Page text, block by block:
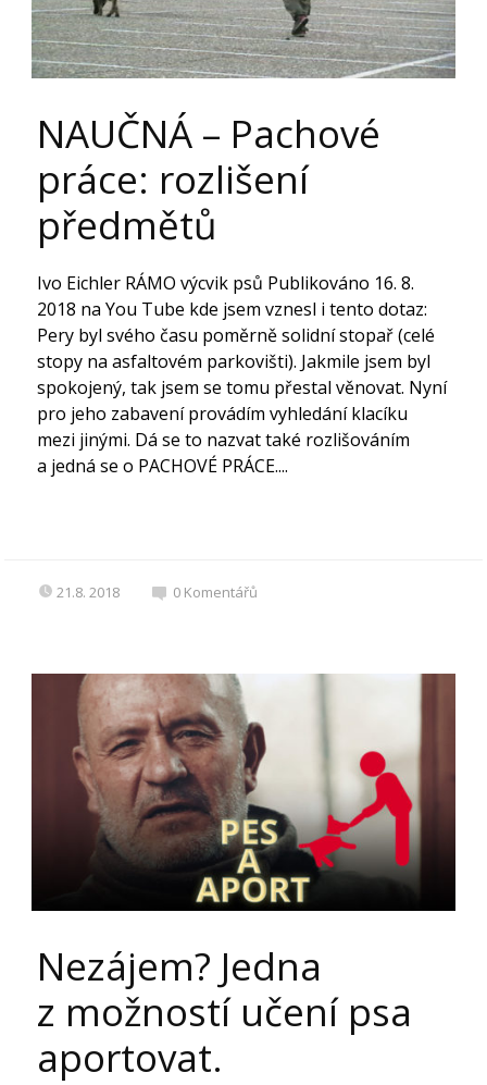
NAUČNÁ – Pachové
práce: rozlišení
předmětů
Ivo Eichler RÁMO výcvik psů Publikováno 16. 8.
2018 na You Tube kde jsem vznesl i tento dotaz:
Pery byl svého času poměrně solidní stopař (celé
stopy na asfaltovém parkovišti). Jakmile jsem byl
spokojený, tak jsem se tomu přestal věnovat. Nyní
pro jeho zabavení provádím vyhledání klacíku
mezi jinými. Dá se to nazvat také rozlišováním
a jedná se o PACHOVÉ PRÁCE....
21.8. 2018 0 Komentářů
Nezájem? Jedna
z možností učení psa
aportovat.